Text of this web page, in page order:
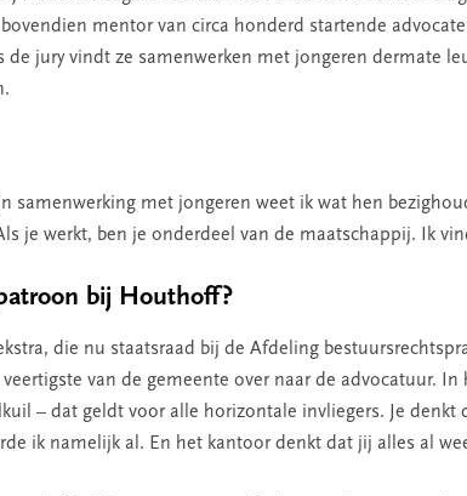
mentor van circa honderd startende
de jury vindt ze samenwerken met jongeren dermate
samenwerking met jongeren weet ik wat hen
je werkt, ben je onderdeel van de maatschappij. Ik
bij Houthoff?
die nu staatsraad bij de Afdeling
van de gemeente over naar de advocatuur. In
– dat geldt voor alle horizontale invliegers. Je denkt
ik namelijk al. En het kantoor denkt dat jij alles al